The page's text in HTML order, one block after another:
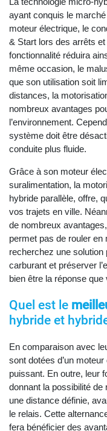
ayant conquis le marché
moteur électrique, le
& Start lors des arrêts
fonctionnalité réduira
même occasion, le
que son utilisation soit
distances, la
nombreux avantages
l’environnement.
système doit être
conduite plus fluide.
Grâce à son moteur
suralimentation, la
hybride parallèle, offre,
vos trajets en ville.
de nombreux
permet pas de rouler en
recherchez une
carburant et préserver
bien être la réponse que
Quel est le
hybride et
En comparaison avec
sont dotées d’un
puissant. En outre, leur
donnant la possibilité
une distance définie,
le relais. Cette
fera bénéficier des